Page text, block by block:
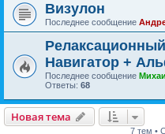
Визулон
Последнее сообщение
Навигатор +
Последнее сообщение
Ответы: 68
Новая тема
7 тем •